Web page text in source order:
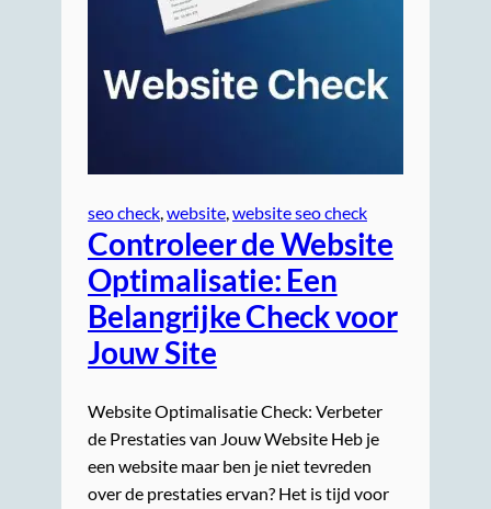
seo check, website, website seo check
Controleer de Website
Optimalisatie: Een
Belangrijke Check voor
Jouw Site
Website Optimalisatie Check: Verbeter
de Prestaties van Jouw Website Heb je
een website maar ben je niet tevreden
over de prestaties ervan? Het is tijd voor